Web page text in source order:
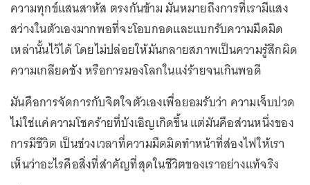
ความทุกข์แสนสาหัส ตรงกันข้าม มันหมายถึงการที่เรามีแสง
สว่างในตัวเองมากพอที่จะโอบกอดและแบกรับความมืดมิด
เหล่านั้นไว้ได้ โดยไม่ปล่อยให้มันกลายสภาพเป็นความรู้สึกผิด
ความเกลียดชัง หรือการมองโลกในแง่ร้ายจนเกินพอดี
มันคือการจัดการกับจิตใจตัวเองเพื่อยอมรับว่า ความเจ็บปวด
ไม่ใช่แค่ความโชคร้ายที่บังเอิญเกิดขึ้น แต่มันคือส่วนหนึ่งของ
การมีชีวิต เป็นช่วงเวลาที่ความมืดมิดทำหน้าที่ส่องไฟให้เรา
เห็นว่าอะไรคือสิ่งที่สำคัญที่สุดในชีวิตของเราอย่างแท้จริง